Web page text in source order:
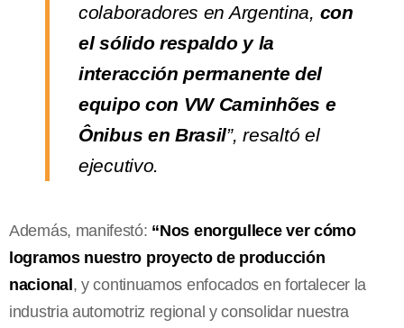
colaboradores en Argentina, con
el sólido respaldo y la
interacción permanente del
equipo con VW Caminhões e
Ônibus en Brasil”, resaltó el
ejecutivo.
Además, manifestó: “Nos enorgullece ver cómo
logramos nuestro proyecto de producción
nacional, y continuamos enfocados en fortalecer la
industria automotriz regional y consolidar nuestra